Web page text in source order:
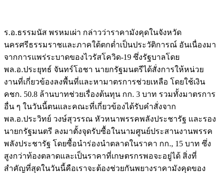
ร.อ.ธรรมนัส พรหมเผ่า กล่าวว่าราคามังคุดในจังหวัด
นครศรีธรรมราชและภาคใต้ตกต่ำเป็นประวัติการณ์ อันเนื่องมา
จากการแพร่ระบาดของไวรัสโควิด-19 ซึ่งรัฐบาลโดย
พล.อ.ประยุทธ์ จันทร์โอชา นายกรัฐมนตรีได้สั่งการให้หน่วย
งานที่เกี่ยวข้องลงพื้นที่และหามาตรการช่วยเหลือ โดยใช้เงิน
คชก. 50.8 ล้านบาทช่วยเรื่องต้นทุน กก. 3 บาท รวมทั้งมาตรการ
อื่น ๆ ในวันนี้ตนและคณะที่เกี่ยวข้องได้รับคำสั่งจาก
พล.อ.ประวิทย์ วงษ์สุวรรณ หัวหนาพรรคพลังประชารัฐ และรอง
นายกรัฐมนตรี ลงมาตั้งจุดรับซื้อในนามศูนย์ประสานงานพรรค
พลังประชารัฐ โดยซื้อนำร่องนำตลาดในราคา กก., 15 บาท ซึ่ง
สูงกว่าท้องตลาดและเป็นราคาที่เกษตรกรพอจะอยู่ได้ สิ่งที่
สำคัญที่สุดในวันนี้คือเราจะต้องช่วยกันพยางราคามังคุดของ